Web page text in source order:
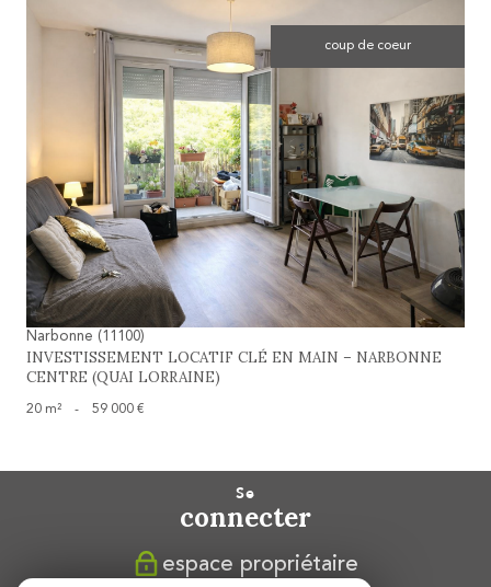
coup de coeur
voir le bien
Narbonne (11100)
INVESTISSEMENT LOCATIF CLÉ EN MAIN – NARBONNE
CENTRE (QUAI LORRAINE)
20 m² - 59 000 €
se
connecter
espace propriétaire